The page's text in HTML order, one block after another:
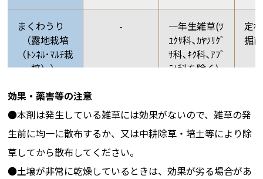
まくわうり
（露地栽培
（ﾄﾝﾈﾙ･ﾏﾙﾁ栽
培））
-
一年生雑草(ﾂ
ﾕｸｻ科､ｶﾔﾂﾘｸﾞ
ｻ科､ｷｸ科､ｱﾌﾞ
ﾗﾅ科を除く)
定
掘
まくわうり
（露地栽培
培））
-
一年生雑草(ﾂ
ﾕｸｻ科､ｶﾔﾂﾘｸﾞ
収
ま
効果・薬害等の注意
●本剤は発生している雑草には効果がないので、雑草の発
生前に均一に散布するか、又は中耕除草・培土等により除
草してから散布してください。
●土壌が非常に乾燥しているときは、効果が劣る場合があ